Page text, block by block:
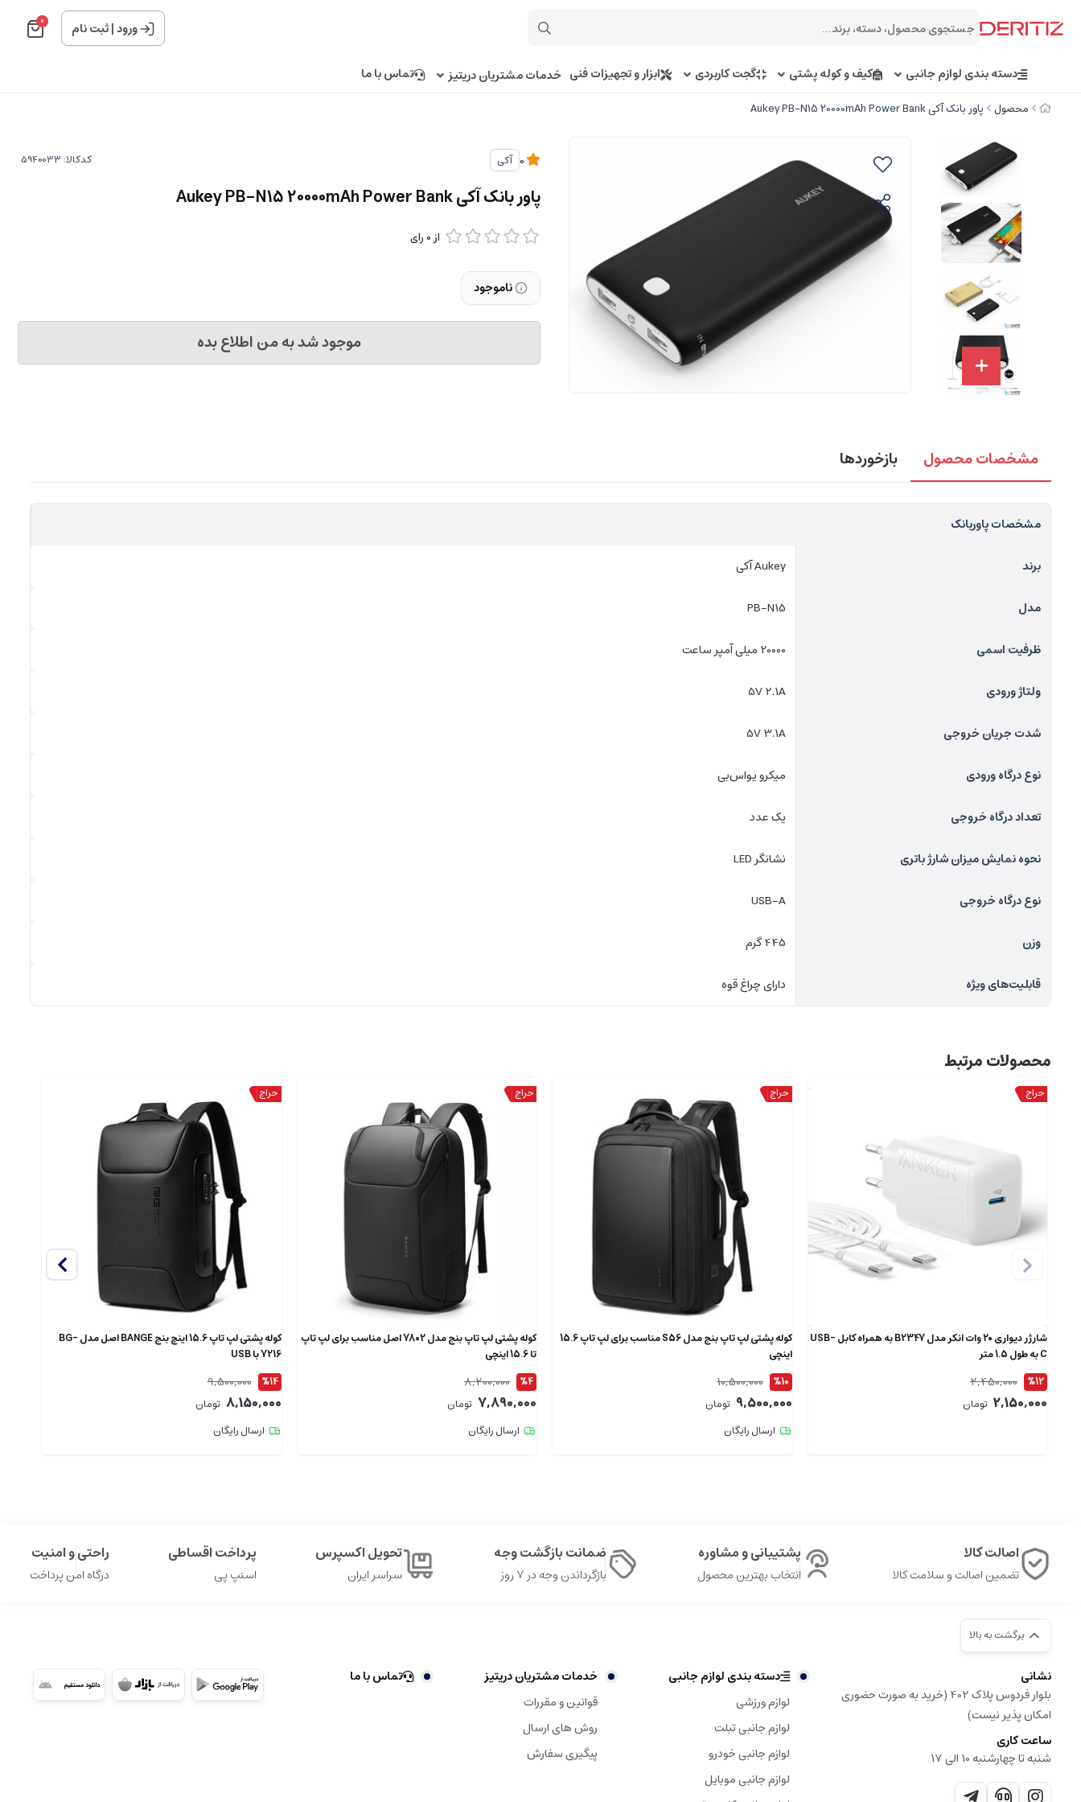
ورود|ثبت نام 0
دسته بندی لوازم جانبی کیف و کوله پشتی گجت کاربردی ابزار و تجهیزات فنی خدمات مشتریان دریتیز تماس با ما
محصول پاور بانک آکی Aukey PB-N15 20000mAh Power Bank
آکی کدکالا:
پاور بانک آکی Aukey PB-N15 20000mAh Power Bank
از 0 رای
ناموجود
موجود شد به من اطلاع بده
مشخصات محصول بازخوردها
مشخصات پاوربانک
برند Aukey آکی
مدل PB-N15
ظرفیت اسمی 20000 میلی آمپر ساعت
ولتاژ ورودی 5V 2.1A
شدت جریان خروجی 5V 3.1A
نوع درگاه ورودی میکرو یو‌اس‌بی
تعداد درگاه خروجی یک عدد
نحوه نمایش میزان شارژ باتری نشانگر LED
نوع درگاه خروجی USB-A
وزن 445 گرم
قابلیت‌های ویژه دارای چراغ قوه
محصولات مرتبط
شارژر دیواری 20 وات انکر مدل B2347 به همراه کابل USB-
C به طول 1.5 متر
%12
2,450,000
2,150,000 تومان
کوله پشتی لپ تاپ بنج مدل S56 مناسب برای لپ تاپ 15.6
اینچی
%10
10,500,000
9,500,000 تومان
ارسال رایگان
کوله پشتی لپ تاپ بنج مدل 7802 اصل مناسب برای لپ تاپ
تا 15.6 اینچی
%4
8,200,000
7,890,000 تومان
ارسال رایگان
کوله پشتی لپ تاپ 15.6 اینچ بنج BANGE اصل مدل BG-
7216 با USB
%14
9,500,000
8,150,000 تومان
ارسال رایگان
اصالت کالا
تضمین اصالت و سلامت کالا
پشتیبانی و مشاوره
انتخاب بهترین محصول
ضمانت بازگشت وجه
بازگرداندن وجه در ۷ روز
تحویل اکسپرس
سراسر ایران
پرداخت اقساطی
اسنپ پی
راحتی و امنیت
درگاه امن پرداخت
برگشت به بالا
نشانی
بلوار فردوس پلاک 402 (خرید به صورت حضوری
امکان پذیر نیست)
ساعت کاری
شنبه تا چهارشنبه 10 الی 17
دسته بندی لوازم جانبی
لوازم ورزشی
لوازم جانبی تبلت
لوازم جانبی خودرو
لوازم جانبی موبایل
خدمات مشتریان دریتیز
قوانین و مقررات
روش های ارسال
پیگیری سفارش
تماس با ما